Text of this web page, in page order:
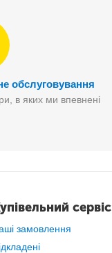
обслуговування
в яких ми впевнені
сервіс
замовлення